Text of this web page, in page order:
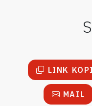
LINK
MAIL